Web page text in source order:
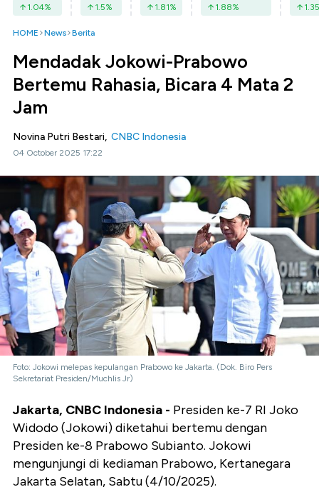
1.04% 1.5% 1.81% 1.88% 1.35
HOME News Berita
Mendadak Jokowi-Prabowo
Bertemu Rahasia, Bicara 4 Mata 2
Jam
Novina Putri Bestari, CNBC Indonesia
04 October 2025 17:22
Foto: Jokowi melepas kepulangan Prabowo ke Jakarta. (Dok. Biro Pers
Sekretariat Presiden/Muchlis Jr)
Jakarta, CNBC Indonesia - Presiden ke-7 RI Joko
Widodo (Jokowi) diketahui bertemu dengan
Presiden ke-8 Prabowo Subianto. Jokowi
mengunjungi di kediaman Prabowo, Kertanegara
Jakarta Selatan, Sabtu (4/10/2025).